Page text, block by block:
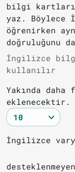
bilgi
yaz. Böylece
öğrenirken
doğruluğunu
İngilizce
kullanılır
Yakında
eklenecektir.
İngilizce